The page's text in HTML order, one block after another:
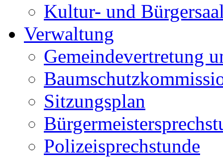
Kultur- und
Verwaltung
Gemeindevertretung
Sitzungsplan
Polizeisprechstunde